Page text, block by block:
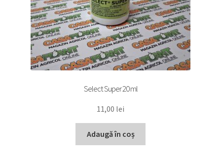
Select Super 20 ml
11,00 lei
Adaugă în coș